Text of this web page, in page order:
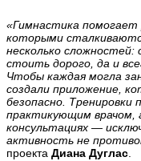
«Гимнастика
которыми
несколько
стоить дорого, да и
Чтобы каждая могла
создали приложение,
безопасно.
практикующим врачом,
консультациях —
активность не
проекта Диана Дуглас